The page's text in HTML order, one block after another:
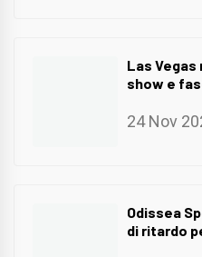
Las
show e
24 Nov
Odissea
di ritardo